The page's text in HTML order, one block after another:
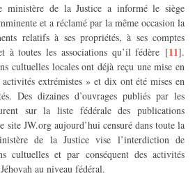
de la Justice a informé le siège
et a réclamé par la même occasion la
relatifs à ses propriétés, à ses comptes
à toutes les associations qu’il fédère [11].
cultuelles locales ont déjà reçu une mise en
activités extrémistes » et dix ont été mises en
Des dizaines d’ouvrages publiés par les
sur la liste fédérale des publications
site JW.org aujourd’hui censuré dans toute la
de la Justice vise l’interdiction de
cultuelles et par conséquent des activités
au niveau fédéral.